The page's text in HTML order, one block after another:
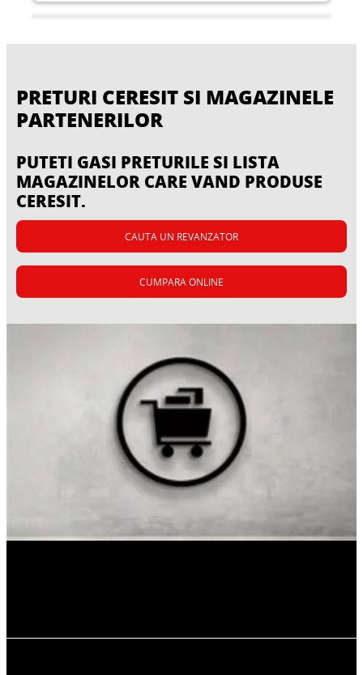
Nivelarea
PRETURI CERESIT SI MAGAZINELE
PARTENERILOR
PUTETI GASI PRETURILE SI LISTA
MAGAZINELOR CARE VAND PRODUSE
CERESIT.
CAUTA UN REVANZATOR
CUMPARA ONLINE